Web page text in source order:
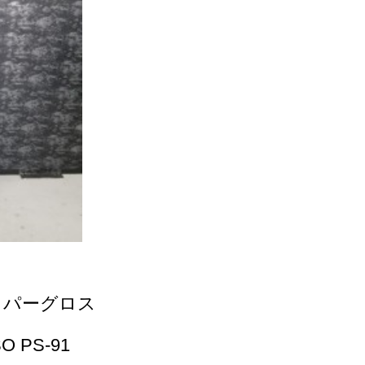
ーグロス
PS-91